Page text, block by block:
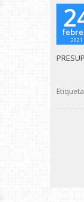
2021